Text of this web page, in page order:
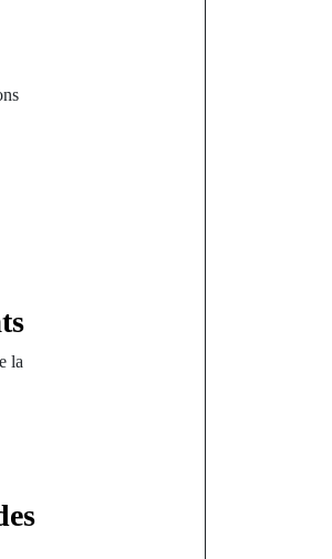
la